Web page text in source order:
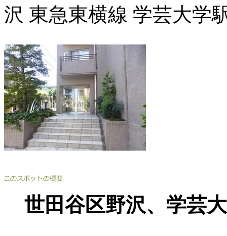
沢 東急東横線 学芸大学
世田谷区野沢、学芸